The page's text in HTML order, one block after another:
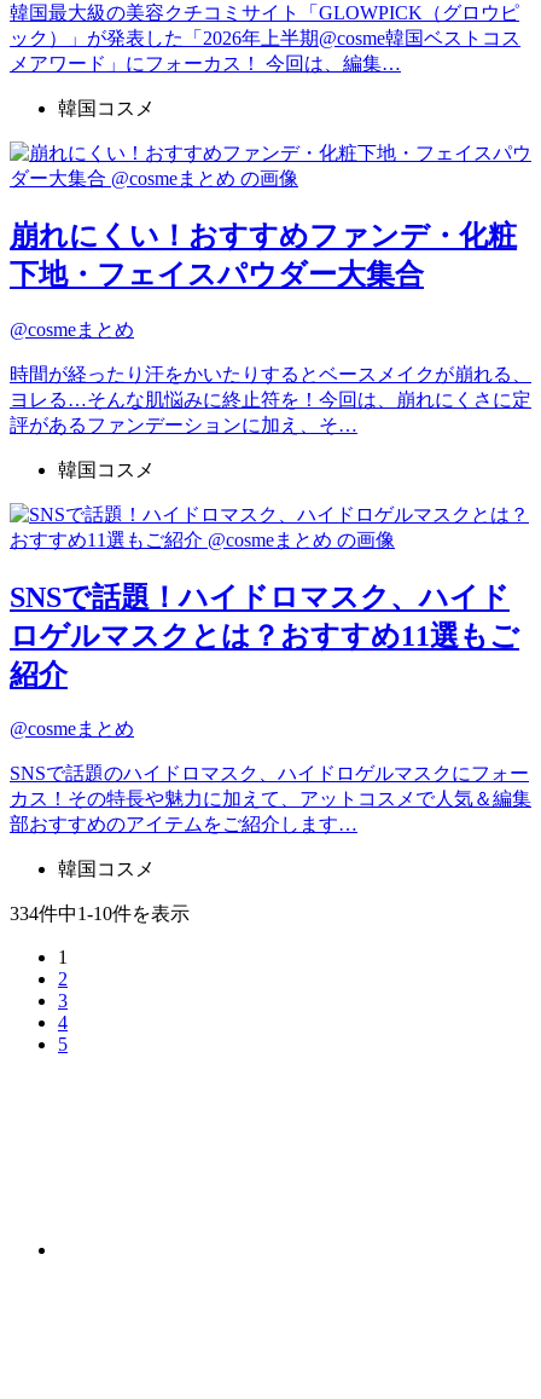
韓国最大級の美容クチコミサイト「GLOWPICK（グロウピ
ック）」が発表した「2026年上半期@cosme韓国ベストコス
メアワード」にフォーカス！ 今回は、編集…
韓国コスメ
崩れにくい！おすすめファンデ・化粧
下地・フェイスパウダー大集合
@cosmeまとめ
時間が経ったり汗をかいたりするとベースメイクが崩れる、
ヨレる…そんな肌悩みに終止符を！今回は、崩れにくさに定
評があるファンデーションに加え、そ…
韓国コスメ
SNSで話題！ハイドロマスク、ハイド
ロゲルマスクとは？おすすめ11選もご
紹介
@cosmeまとめ
SNSで話題のハイドロマスク、ハイドロゲルマスクにフォー
カス！その特長や魅力に加えて、アットコスメで人気＆編集
部おすすめのアイテムをご紹介します…
韓国コスメ
334件中1-10件を表示
1
2
3
4
5